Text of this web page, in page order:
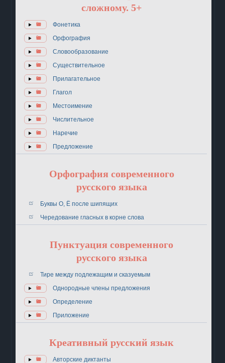
сложному. 5+
Фонетика
Орфография
Словообразование
Существительное
Прилагательное
Глагол
Местоимение
Числительное
Наречие
Предложение
Орфография современного
русского языка
Буквы О, Ё после шипящих
Чередование гласных в корне слова
Пунктуация современного
русского языка
Тире между подлежащим и сказуемым
Однородные члены предложения
Определение
Приложение
Креативный русский язык
Авторские диктанты